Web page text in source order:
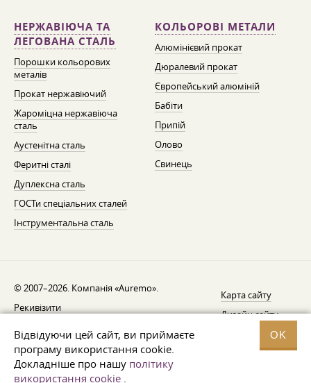
Відвідуючи цей сайт, ви приймаєте
програму використання cookie.
Докладніше про нашу політику
використання cookie .
OK
НЕРЖАВІЮЧА ТА
ЛЕГОВАНА СТАЛЬ
Порошки кольорових
металів
Прокат нержавіючий
Жароміцна нержавіюча
сталь
Аустенітна сталь
Феритні сталі
Дуплексна сталь
ГОСТи спеціальних сталей
Інструментальна сталь
КОЛЬОРОВІ МЕТАЛИ
Алюмінієвий прокат
Дюралевий прокат
Європейський алюміній
Бабіти
Припій
Олово
Свинець
© 2007–2026. Компанія «Auremo».
Рекивізити
Повідомлення про відкликання
Захист даних
Карта сайту
Дизайн сайту —